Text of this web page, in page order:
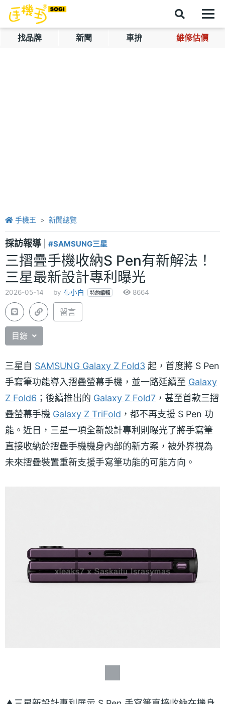
找品牌 新聞 車拚 維修估價
手機王 新聞總覽
採訪報導 #SAMSUNG三星
三摺疊手機收納S Pen有新解法！
三星最新設計專利曝光
2026-05-14 by 布小白 特約編輯 8664
留言
目錄
三星自 SAMSUNG Galaxy Z Fold3 起，首度將 S Pen
手寫筆功能導入摺疊螢幕手機，並一路延續至 Galaxy
Z Fold6 ；後續推出的 Galaxy Z Fold7 ，甚至首款三摺
疊螢幕手機 Galaxy Z TriFold ，都不再支援 S Pen 功
能。近日，三星一項全新設計專利則曝光了將手寫筆
直接收納於摺疊手機機身內部的新方案，被外界視為
未來摺疊裝置重新支援手寫筆功能的可能方向。